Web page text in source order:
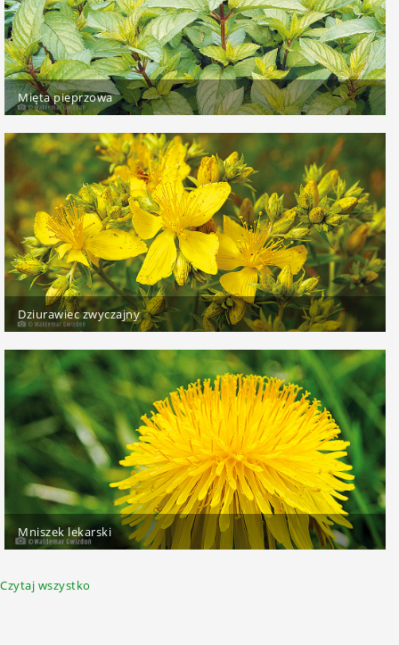
Mięta pieprzowa
Dziurawiec zwyczajny
Mniszek lekarski
Czytaj wszystko